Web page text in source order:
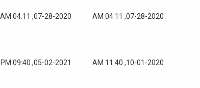
07-28-2020, 04:11 AM
07-28-2020, 04:11 AM
10-01-2020, 11:40 AM
05-02-2021, 09:40 PM